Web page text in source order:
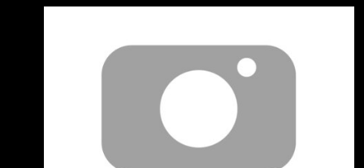
類的 但平均年齡26+了 其他位置陸陸續續都有
佔據 打這個位置操作只是入門門檻 除此之外角
色池要有 傳統大核法師 節奏法師(逆命、加里歐)
刺客 偶爾版本對了還要拿坦克或是ad中路 加上
團戰意識要高 （輸出核心） 除了對線還要跟野
輔連動 什麼時候該在哪裡該有什麼裝備狀態都
會影響龍團資源團的結果 最重要每一隊中路幾